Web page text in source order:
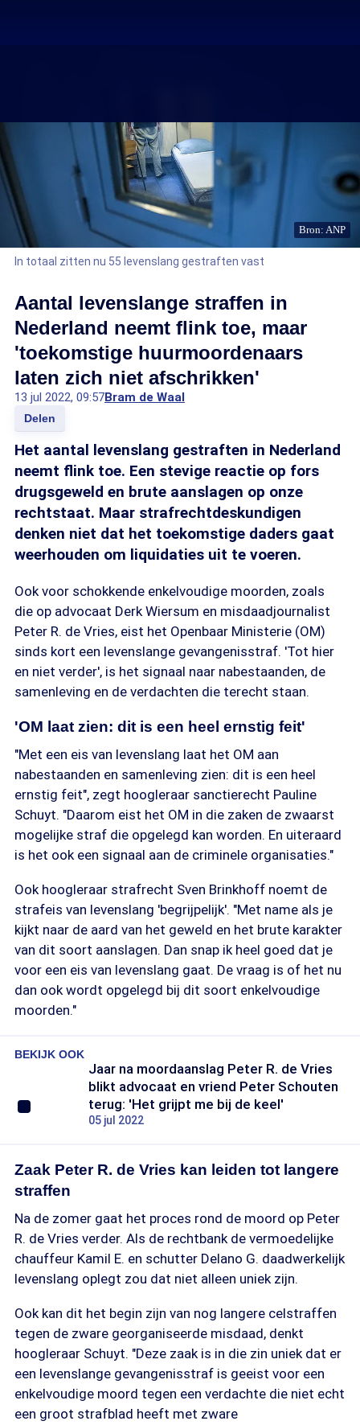
Bron: ANP
In totaal zitten nu 55 levenslang gestraften vast
Aantal levenslange straffen in
Nederland neemt flink toe, maar
'toekomstige huurmoordenaars
laten zich niet afschrikken'
13 jul 2022, 09:57Bram de Waal
Delen
Het aantal levenslang gestraften in Nederland
neemt flink toe. Een stevige reactie op fors
drugsgeweld en brute aanslagen op onze
rechtstaat. Maar strafrechtdeskundigen
denken niet dat het toekomstige daders gaat
weerhouden om liquidaties uit te voeren.
Ook voor schokkende enkelvoudige moorden, zoals
die op advocaat Derk Wiersum en misdaadjournalist
Peter R. de Vries, eist het Openbaar Ministerie (OM)
sinds kort een levenslange gevangenisstraf. 'Tot hier
en niet verder', is het signaal naar nabestaanden, de
samenleving en de verdachten die terecht staan.
'OM laat zien: dit is een heel ernstig feit'
"Met een eis van levenslang laat het OM aan
nabestaanden en samenleving zien: dit is een heel
ernstig feit", zegt hoogleraar sanctierecht Pauline
Schuyt. "Daarom eist het OM in die zaken de zwaarst
mogelijke straf die opgelegd kan worden. En uiteraard
is het ook een signaal aan de criminele organisaties."
Ook hoogleraar strafrecht Sven Brinkhoff noemt de
strafeis van levenslang 'begrijpelijk'. "Met name als je
kijkt naar de aard van het geweld en het brute karakter
van dit soort aanslagen. Dan snap ik heel goed dat je
voor een eis van levenslang gaat. De vraag is of het nu
dan ook wordt opgelegd bij dit soort enkelvoudige
moorden."
BEKIJK OOK
Jaar na moordaanslag Peter R. de Vries
blikt advocaat en vriend Peter Schouten
terug: 'Het grijpt me bij de keel'
05 jul 2022
Zaak Peter R. de Vries kan leiden tot langere
straffen
Na de zomer gaat het proces rond de moord op Peter
R. de Vries verder. Als de rechtbank de vermoedelijke
chauffeur Kamil E. en schutter Delano G. daadwerkelijk
levenslang oplegt zou dat niet alleen uniek zijn.
Ook kan dit het begin zijn van nog langere celstraffen
tegen de zware georganiseerde misdaad, denkt
hoogleraar Schuyt. "Deze zaak is in die zin uniek dat er
een levenslange gevangenisstraf is geeist voor een
enkelvoudige moord tegen een verdachte die niet echt
een groot strafblad heeft met zware